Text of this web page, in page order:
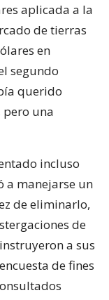
aplicada a la
de tierras
en
segundo
querido
pero una
incluso
a manejarse un
de eliminarlo,
de
a sus
de fines